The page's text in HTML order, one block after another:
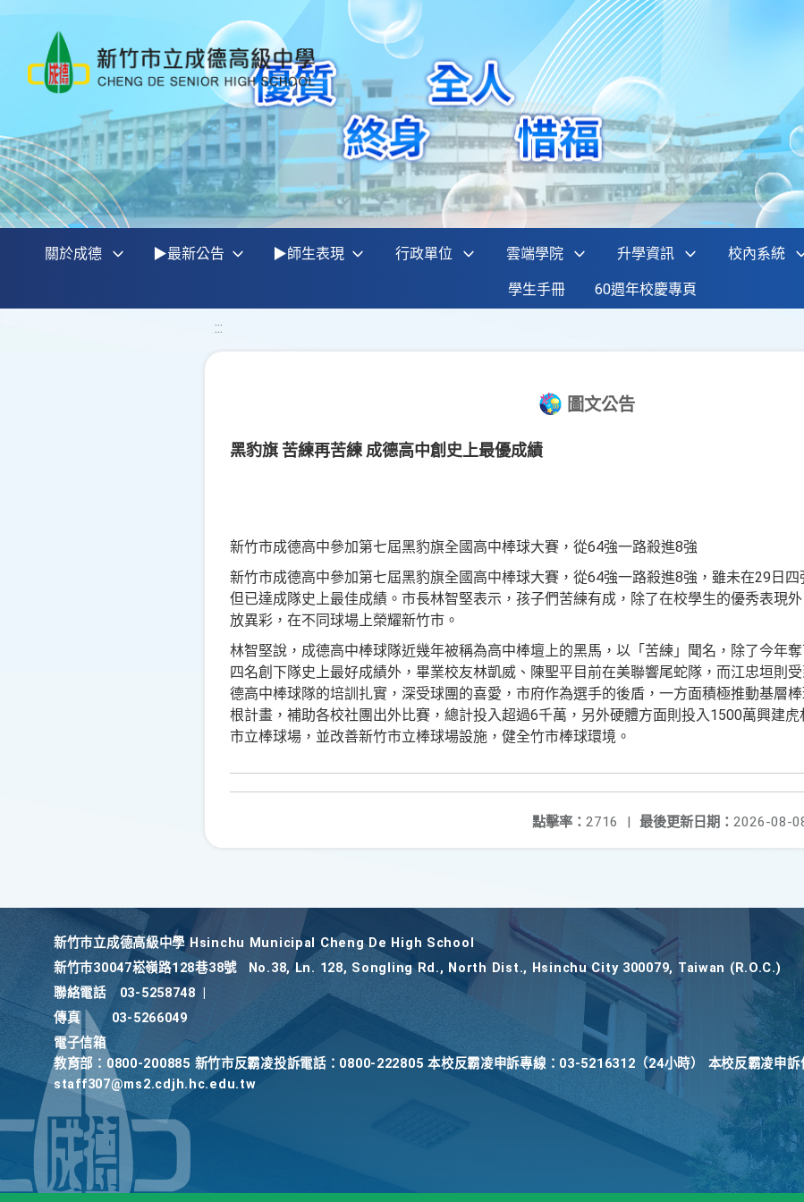
關於成德 ▶最新公告 ▶師生表現 行政單位 雲端學院 升學資訊 校內系統
學生手冊 60週年校慶專頁
:::
圖文公告
黑豹旗 苦練再苦練 成德高中創史上最優成績
新竹市成德高中參加第七屆黑豹旗全國高中棒球大賽，從64強一路殺進8強
新竹市成德高中參加第七屆黑豹旗全國高中棒球大賽，從64強一路殺進8強，雖未在29日四
但已達成隊史上最佳成績。市長林智堅表示，孩子們苦練有成，除了在校學生的優秀表現
放異彩，在不同球場上榮耀新竹市。
林智堅說，成德高中棒球隊近幾年被稱為高中棒壇上的黑馬，以「苦練」聞名，除了今年
四名創下隊史上最好成績外，畢業校友林凱威、陳聖平目前在美聯響尾蛇隊，而江忠垣則
德高中棒球隊的培訓扎實，深受球團的喜愛，市府作為選手的後盾，一方面積極推動基層
根計畫，補助各校社團出外比賽，總計投入超過6千萬，另外硬體方面則投入1500萬興建
市立棒球場，並改善新竹市立棒球場設施，健全竹市棒球環境。
最後更新日期： 2026-08-
點擊率： 2716 |
新竹巿立成德高級中學 Hsinchu Municipal Cheng De High School
新竹巿30047崧嶺路128巷38號
No.38, Ln. 128, Songling Rd., North Dist., Hsinchu City 300079, Taiwan (R.O.C.)
聯絡電話
03-5258748
傳真
03-5266049
電子信箱
教育部：0800-200885 新竹市反霸凌投訴電話：0800-222805 本校反霸凌申訴專線：03-5216312（24小時） 本校反霸凌申訴
staff307@ms2.cdjh.hc.edu.tw